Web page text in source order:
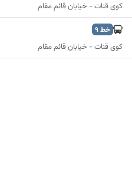
کوی قنات - خیابان قائم مقام
خط9
کوی قنات - خیابان قائم مقام